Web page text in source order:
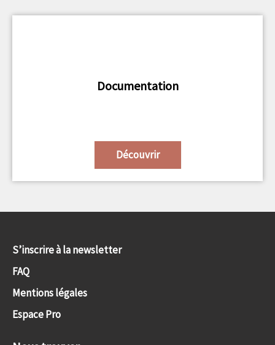
Documentation
Découvrir
S’inscrire à la newsletter
FAQ
Mentions légales
Espace Pro